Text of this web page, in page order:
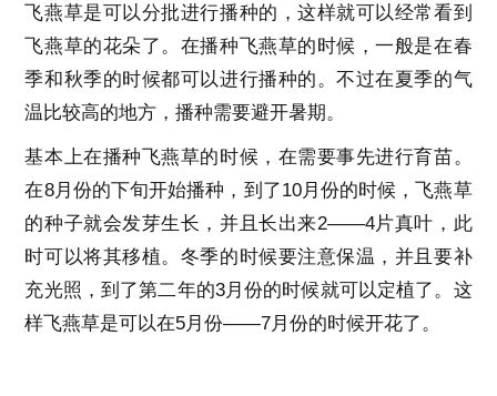
飞燕草是可以分批进行播种的，这样就可以经常看到
飞燕草的花朵了。在播种飞燕草的时候，一般是在春
季和秋季的时候都可以进行播种的。不过在夏季的气
温比较高的地方，播种需要避开暑期。
基本上在播种飞燕草的时候，在需要事先进行育苗。
在8月份的下旬开始播种，到了10月份的时候，飞燕草
的种子就会发芽生长，并且长出来2——4片真叶，此
时可以将其移植。冬季的时候要注意保温，并且要补
充光照，到了第二年的3月份的时候就可以定植了。这
样飞燕草是可以在5月份——7月份的时候开花了。